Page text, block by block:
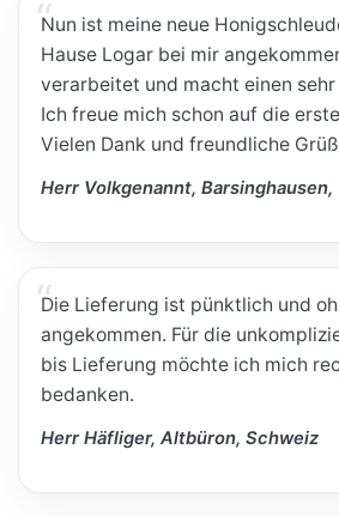
Nun ist meine neue
Hause Logar bei mir
verarbeitet und macht einen
Ich freue mich schon auf die
Vielen Dank und freundliche
Herr Volkgenannt,
Die Lieferung ist pünktlich und
angekommen. Für die
bis Lieferung möchte ich mich
bedanken.
Herr Häfliger, Altbüron, Schweiz